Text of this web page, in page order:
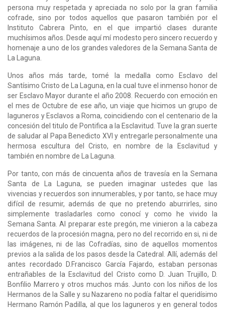
persona muy respetada y apreciada no solo por la gran familia
cofrade, sino por todos aquellos que pasaron también por el
Instituto Cabrera Pinto, en el que impartió clases durante
muchísimos años. Desde aquí mí modesto pero sincero recuerdo y
homenaje a uno de los grandes valedores de la Semana Santa de
La Laguna.
Unos años más tarde, tomé la medalla como Esclavo del
Santísimo Cristo de La Laguna, en la cual tuve el inmenso honor de
ser Esclavo Mayor durante el año 2008. Recuerdo con emoción en
el mes de Octubre de ese año, un viaje que hicimos un grupo de
laguneros y Esclavos a Roma, coincidiendo con el centenario de la
concesión del titulo de Pontifica a la Esclavitud. Tuve la gran suerte
de saludar al Papa Benedicto XVI y entregarle personalmente una
hermosa escultura del Cristo, en nombre de la Esclavitud y
también en nombre de La Laguna.
Por tanto, con más de cincuenta años de travesía en la Semana
Santa de La Laguna, se pueden imaginar ustedes que las
vivencias y recuerdos son innumerables, y por tanto, se hace muy
difícil de resumir, además de que no pretendo aburrirles, sino
simplemente trasladarles como conocí y como he vivido la
Semana Santa. Al preparar este pregón, me vinieron a la cabeza
recuerdos de la procesión magna, pero no del recorrido en si, ni de
las imágenes, ni de las Cofradías, sino de aquellos momentos
previos a la salida de los pasos desde la Catedral. Allí, además del
antes recordado D.Francisco García Fajardo, estaban personas
entrañables de la Esclavitud del Cristo como D. Juan Trujillo, D.
Bonfilio Marrero y otros muchos más. Junto con los niños de los
Hermanos de la Salle y su Nazareno no podía faltar el queridísimo
Hermano Ramón Padilla, al que los laguneros y en general todos